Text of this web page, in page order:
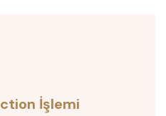
İşlemi